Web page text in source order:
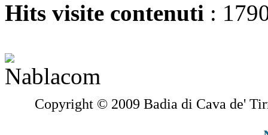
Hits visite contenuti :
Copyright © 2009 Badia di Cava de'